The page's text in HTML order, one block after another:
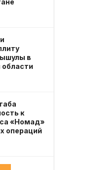
в
области
к
«Номад»
операций